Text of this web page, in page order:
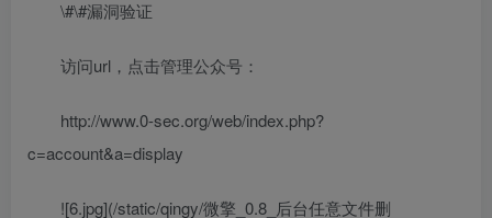
\#\#漏洞验证
访问url，点击管理公众号：
http://www.0-sec.org/web/index.php?
c=account&a=display
![6.jpg](/static/qingy/微擎_0.8_后台任意文件删